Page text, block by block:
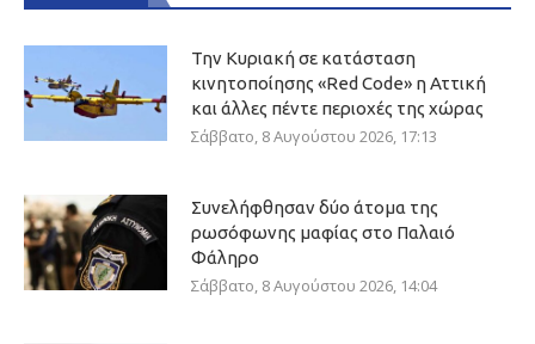
Την Κυριακή σε κατάσταση
κινητοποίησης «Red Code» η Αττική
και άλλες πέντε περιοχές της χώρας
Σάββατο, 8 Αυγούστου 2026, 17:13
Συνελήφθησαν δύο άτομα της
ρωσόφωνης μαφίας στο Παλαιό
Φάληρο
Σάββατο, 8 Αυγούστου 2026, 14:04